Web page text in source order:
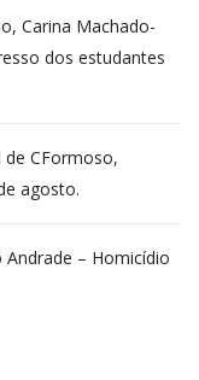
Carina Machado-
dos estudantes
de CFormoso,
agosto.
Andrade – Homicídio